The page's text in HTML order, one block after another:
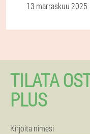
13 marraskuu 2025
TILATA
PLUS
Kirjoita nimesi